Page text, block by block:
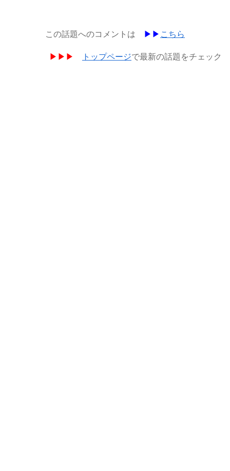
この話題へのコメントは ▶︎▶︎ こちら
▶︎▶︎▶︎
トップページで最新の話題をチェック